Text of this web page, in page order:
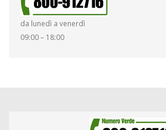
da lunedì a venerdì
09:00 – 18:00